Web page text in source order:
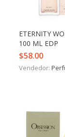
ETERNITY
100 ML EDP
$58.00
Vendedor: